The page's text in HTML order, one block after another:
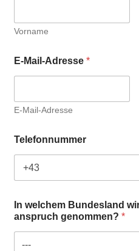
Vorname
E-Mail-Adresse*
E-Mail-Adresse
Telefonnummer
In welchem Bundesland
anspruch genommen?*